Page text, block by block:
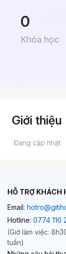
0
Khóa học
Giới thiệu
Đang cập nhật
HỖ TRỢ KHÁCH
Email:
Hotline: 0774 116
(Giờ làm việc:
tuần)